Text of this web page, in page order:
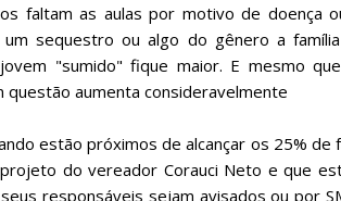
faltam as aulas por motivo de doença
sequestro ou algo do gênero a
"sumido" fique maior. E mesmo
questão aumenta consideravelmente
estão próximos de alcançar os 25% de
do vereador Corauci Neto e que
responsáveis sejam avisados ou por